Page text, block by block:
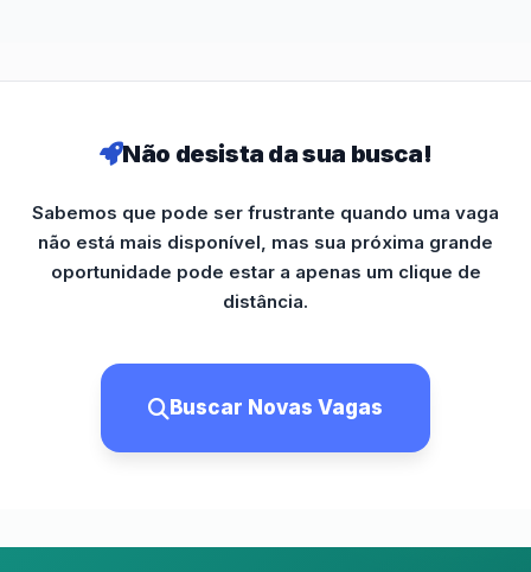
Não desista da sua busca!
Sabemos que pode ser frustrante quando uma vaga
não está mais disponível, mas sua próxima grande
oportunidade pode estar a apenas um clique de
distância.
Buscar Novas Vagas